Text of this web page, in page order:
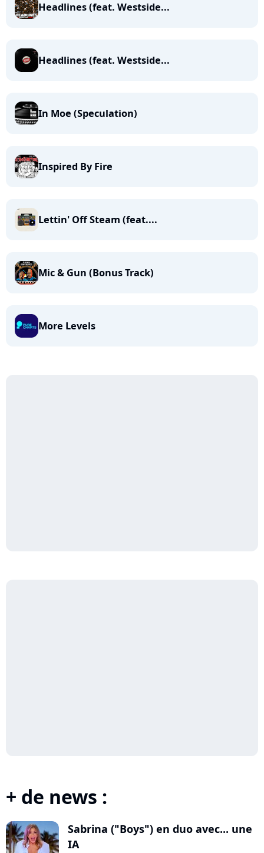
Headlines (feat. Westside...
Headlines (feat. Westside...
In Moe (Speculation)
Inspired By Fire
Lettin' Off Steam (feat....
Mic & Gun (Bonus Track)
More Levels
+ de news :
Sabrina ("Boys") en duo avec... une
IA